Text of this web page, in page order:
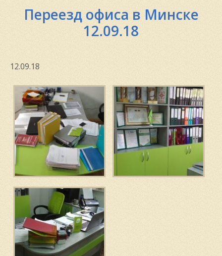
Переезд офиса в Минске
12.09.18
12.09.18